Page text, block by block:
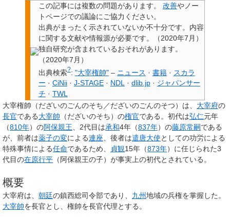
この記事には複数の問題があります。 改善やノー
トページでの議論にご協力ください。
出典がまったく示されていないか不十分です。内容
に関する文献や情報源が必要です。
（2020年7月 ）
独自研究が含まれているおそれがあります。
（2020年7月 ）
出典検索?: "大宰権帥"– ニュース · 書籍 · スカラ
ー · CiNii · J-STAGE · NDL · dlib.jp · ジャパンサー
チ · TWL
大宰権帥 （だざいのごんのそち／だざいのごんのそつ）は、 大宰府の
長官である大宰帥 （だざいのそち）の権官である。初代は弘仁元年
（810年）の阿保親王 、2代目は承和4年（837年）の藤原常嗣である
が、前者は薬子の変による連座 、後者は遣唐大使としての功労による
特殊事情による任命であるため、 貞観15年（873年）に任じられた3
代目の在原行平 （阿保親王の子）が事実上の初代とされている。
概要
大宰府は、 朝廷の鎮西総司令部であり、 九州地域の兵権を掌握した。
大宰帥を長官とし、権帥を長官代理とする。